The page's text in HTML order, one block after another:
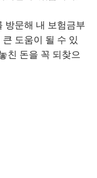
방문해 내 보험금부
도움이 될 수 있
친 돈을 꼭 되찾으